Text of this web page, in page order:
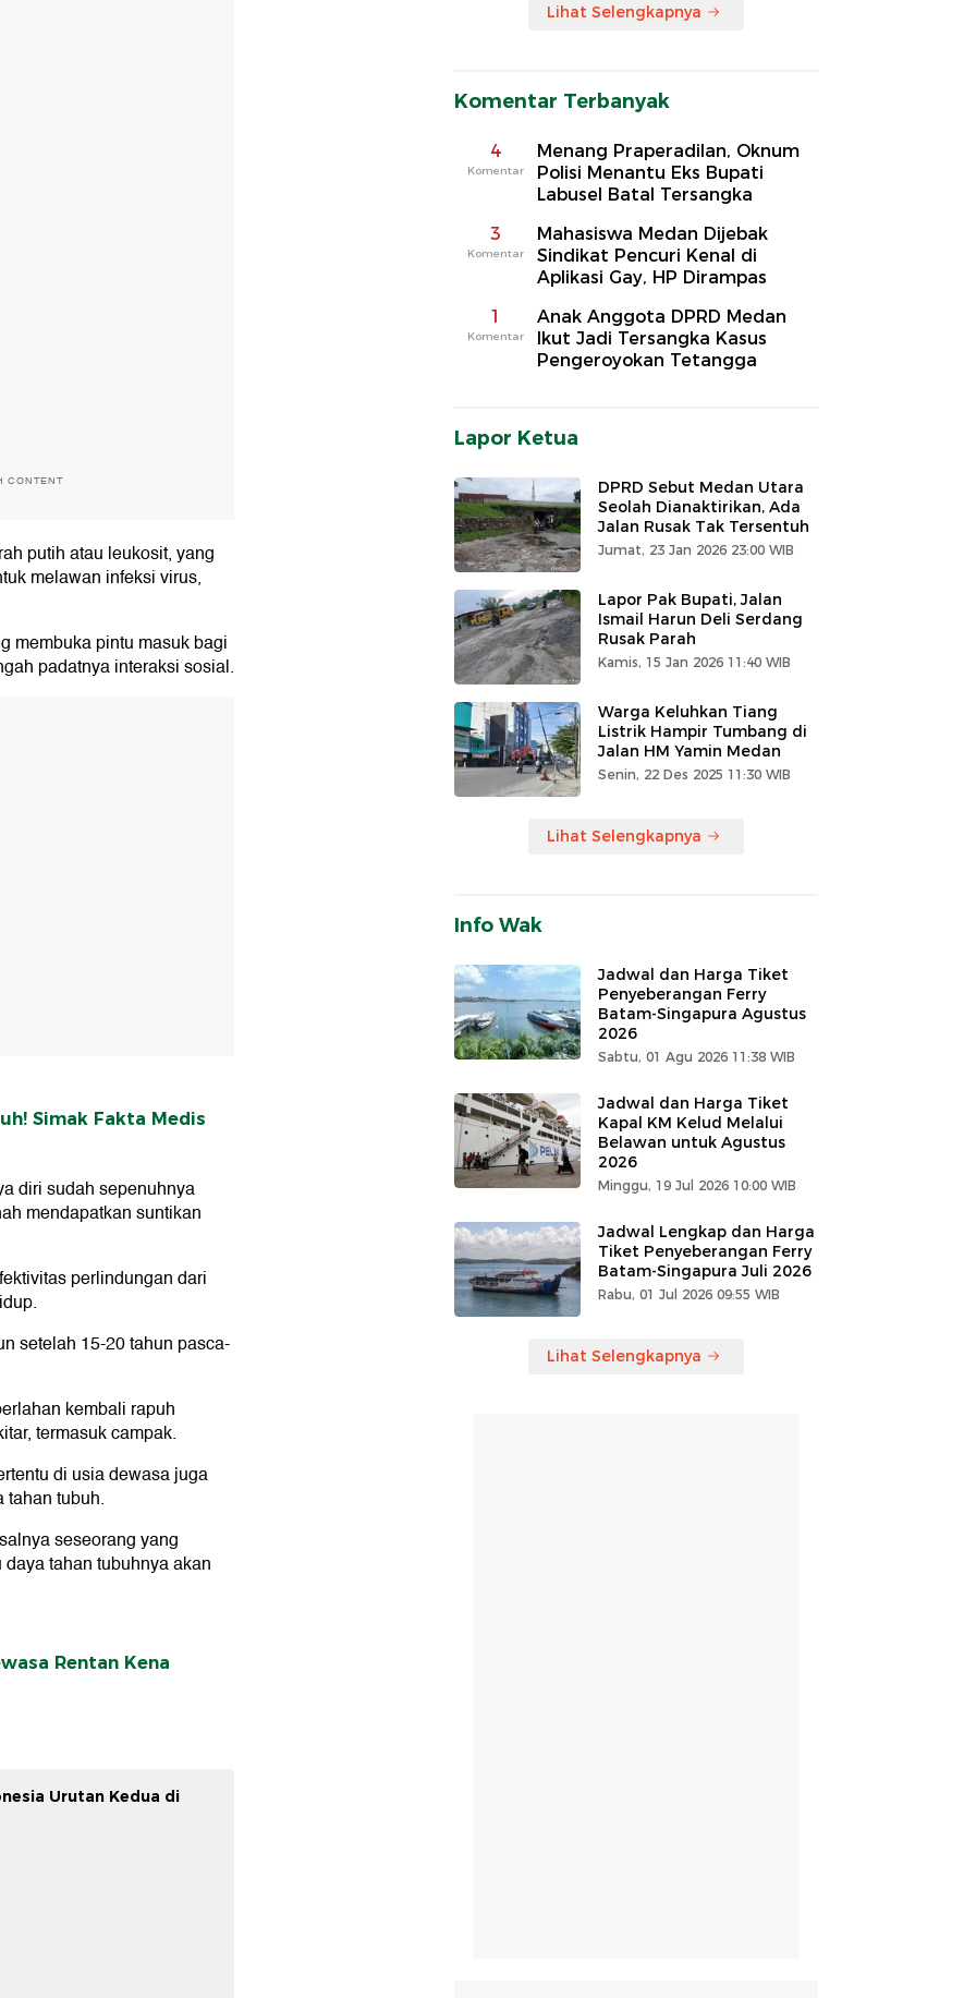
CONTENT
putih atau leukosit, yang
melawan infeksi virus,
membuka pintu masuk bagi
padatnya interaksi sosial.
Simak Fakta Medis
diri sudah sepenuhnya
mendapatkan suntikan
perlindungan dari
setelah 15-20 tahun pasca-
kembali rapuh
termasuk campak.
di usia dewasa juga
tahan tubuh.
seseorang yang
tahan tubuhnya akan
Rentan Kena
Urutan Kedua di
Lihat Selengkapnya
Komentar Terbanyak
4
Komentar
Menang Praperadilan, Oknum
Polisi Menantu Eks Bupati
Labusel Batal Tersangka
3
Komentar
Mahasiswa Medan Dijebak
Sindikat Pencuri Kenal di
Aplikasi Gay, HP Dirampas
1
Komentar
Anak Anggota DPRD Medan
Ikut Jadi Tersangka Kasus
Pengeroyokan Tetangga
Lapor Ketua
DPRD Sebut Medan Utara
Seolah Dianaktirikan, Ada
Jalan Rusak Tak Tersentuh
Jumat, 23 Jan 2026 23:00 WIB
Lapor Pak Bupati, Jalan
Ismail Harun Deli Serdang
Rusak Parah
Kamis, 15 Jan 2026 11:40 WIB
Warga Keluhkan Tiang
Listrik Hampir Tumbang di
Jalan HM Yamin Medan
Senin, 22 Des 2025 11:30 WIB
Lihat Selengkapnya
Info Wak
Jadwal dan Harga Tiket
Penyeberangan Ferry
Batam-Singapura Agustus
2026
Sabtu, 01 Agu 2026 11:38 WIB
Jadwal dan Harga Tiket
Kapal KM Kelud Melalui
Belawan untuk Agustus
2026
Minggu, 19 Jul 2026 10:00 WIB
Jadwal Lengkap dan Harga
Tiket Penyeberangan Ferry
Batam-Singapura Juli 2026
Rabu, 01 Jul 2026 09:55 WIB
Lihat Selengkapnya